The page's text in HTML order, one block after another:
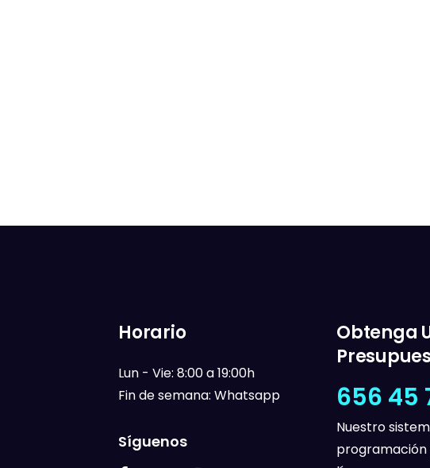
Horario
Lun - Vie: 8:00 a 19:00h
Fin de semana: Whatsapp
Síguenos
Obtenga
656 45
Nuestro
programación